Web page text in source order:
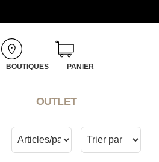
BOUTIQUES PANIER
OUTLET